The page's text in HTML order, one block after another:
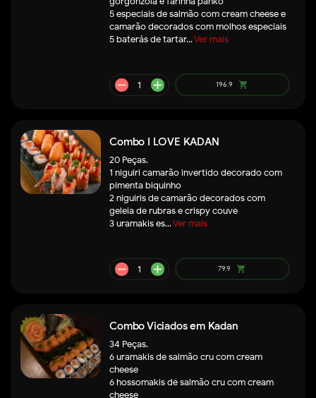
remove add 75.9
remove add
5 especiais de salmão com cream cheese e
camarão decorados com molhos especiais
5 baterás de tartar...Ver mais
Combo I LOVE KADAN
20 Peças.
1 niguiri camarão invertido decorado com
pimenta biquinho
2 niguiris de camarão decorados com
geleia de rubras e crispy couve
3 uramakis es...Ver mais
Combo Viciados em Kadan
34 Peças.
6 uramakis de salmão cru com cream
cheese
6 hossomakis de salmão cru com cream
cheese